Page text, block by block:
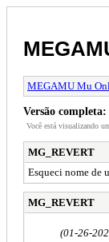
MEGAMU Mu
Versão completa:
Você está visualizando
MG_REVERT
Esqueci nome de
MG_REVERT
(01-26-